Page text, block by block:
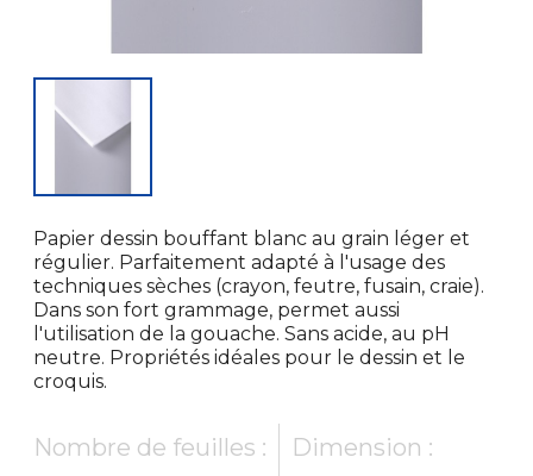
Papier dessin bouffant blanc au grain léger et
régulier. Parfaitement adapté à l'usage des
techniques sèches (crayon, feutre, fusain, craie).
Dans son fort grammage, permet aussi
l'utilisation de la gouache. Sans acide, au pH
neutre. Propriétés idéales pour le dessin et le
croquis.
Nombre de feuilles : Dimension :